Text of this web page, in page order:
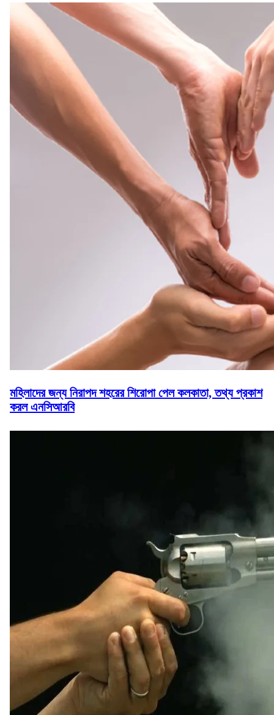
মহিলাদের জন্য নিরাপদ শহরের শিরোপা পেল কলকাতা, তথ্য প্রকাশ
করল এনসিআরবি